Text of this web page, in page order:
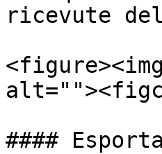
ricevute
####